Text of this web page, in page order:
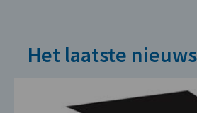
Het laatste